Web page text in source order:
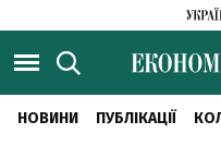
НОВИНИ ПУБЛІКАЦІЇ